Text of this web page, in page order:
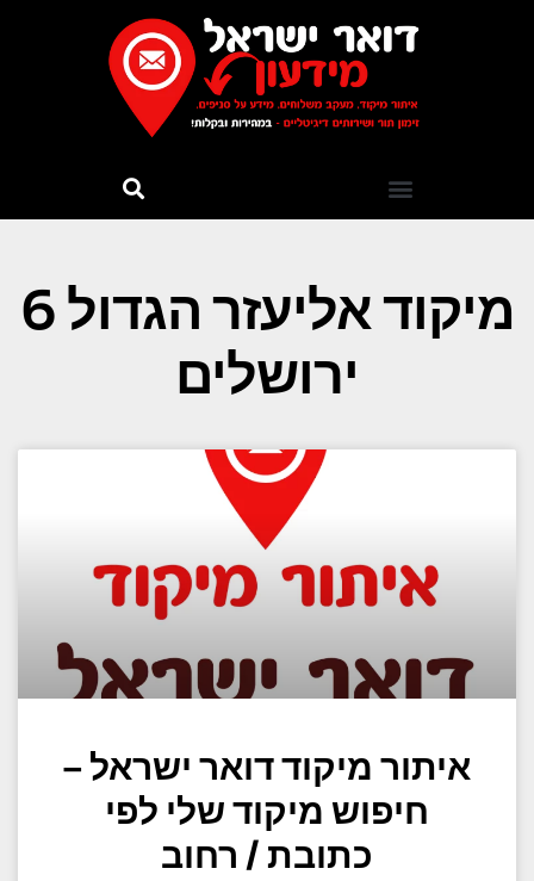
מיקוד אליעזר הגדול 6
ירושלים
איתור מיקוד דואר ישראל –
חיפוש מיקוד שלי לפי
כתובת / רחוב